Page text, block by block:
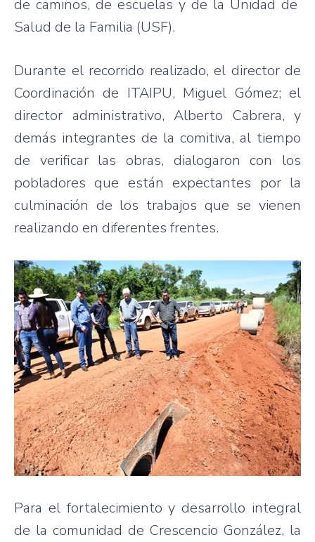
de caminos, de escuelas y de la Unidad de
Salud de la Familia (USF).
Durante el recorrido realizado, el director de
Coordinación de ITAIPU, Miguel Gómez; el
director administrativo, Alberto Cabrera, y
demás integrantes de la comitiva, al tiempo
de verificar las obras, dialogaron con los
pobladores que están expectantes por la
culminación de los trabajos que se vienen
realizando en diferentes frentes.
Para el fortalecimiento y desarrollo integral
de la comunidad de Crescencio González, la